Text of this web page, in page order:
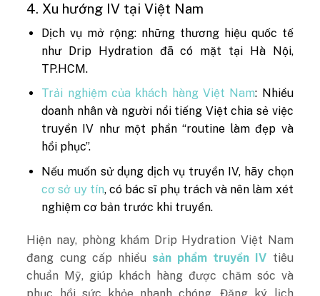
4. Xu hướng IV tại Việt Nam
Dịch vụ mở rộng: những thương hiệu quốc tế
như Drip Hydration đã có mặt tại Hà Nội,
TP.HCM.
Trải nghiệm của khách hàng Việt Nam: Nhiều
doanh nhân và người nổi tiếng Việt chia sẻ việc
truyền IV như một phần “routine làm đẹp và
hồi phục”.
Nếu muốn sử dụng dịch vụ truyền IV, hãy chọn
cơ sở uy tín, có bác sĩ phụ trách và nên làm xét
nghiệm cơ bản trước khi truyền.
Hiện nay, phòng khám Drip Hydration Việt Nam
đang cung cấp nhiều sản phẩm truyền IV tiêu
chuẩn Mỹ, giúp khách hàng được chăm sóc và
phục hồi sức khỏe nhanh chóng.Đăng ký lịch